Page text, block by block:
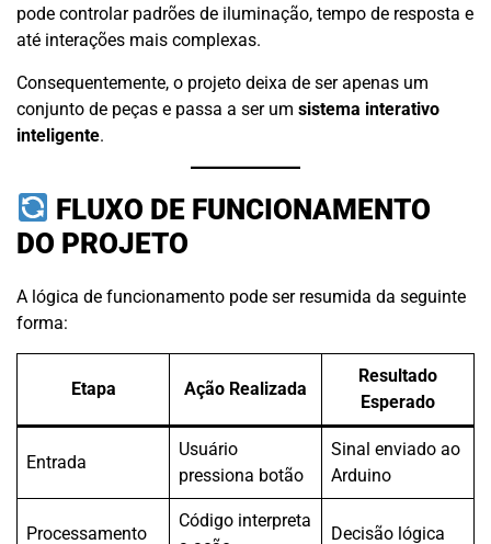
pode controlar padrões de iluminação, tempo de resposta e
até interações mais complexas.
Consequentemente, o projeto deixa de ser apenas um
conjunto de peças e passa a ser um sistema interativo
inteligente.
FLUXO DE FUNCIONAMENTO
DO PROJETO
A lógica de funcionamento pode ser resumida da seguinte
forma:
Etapa Ação Realizada
Resultado
Esperado
Entrada
Usuário
pressiona botão
Sinal enviado ao
Arduino
Processamento
Código interpreta
Decisão lógica